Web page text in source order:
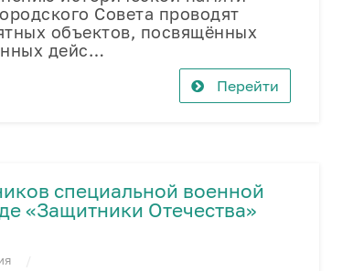
Совета проводят
объектов, посвящённых
дейс…
Перейти
специальной военной
«Защитники Отечества»